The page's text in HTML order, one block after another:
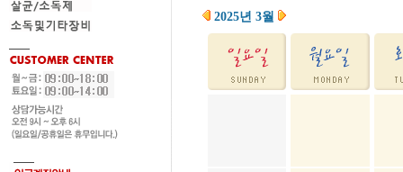
2025년 3월